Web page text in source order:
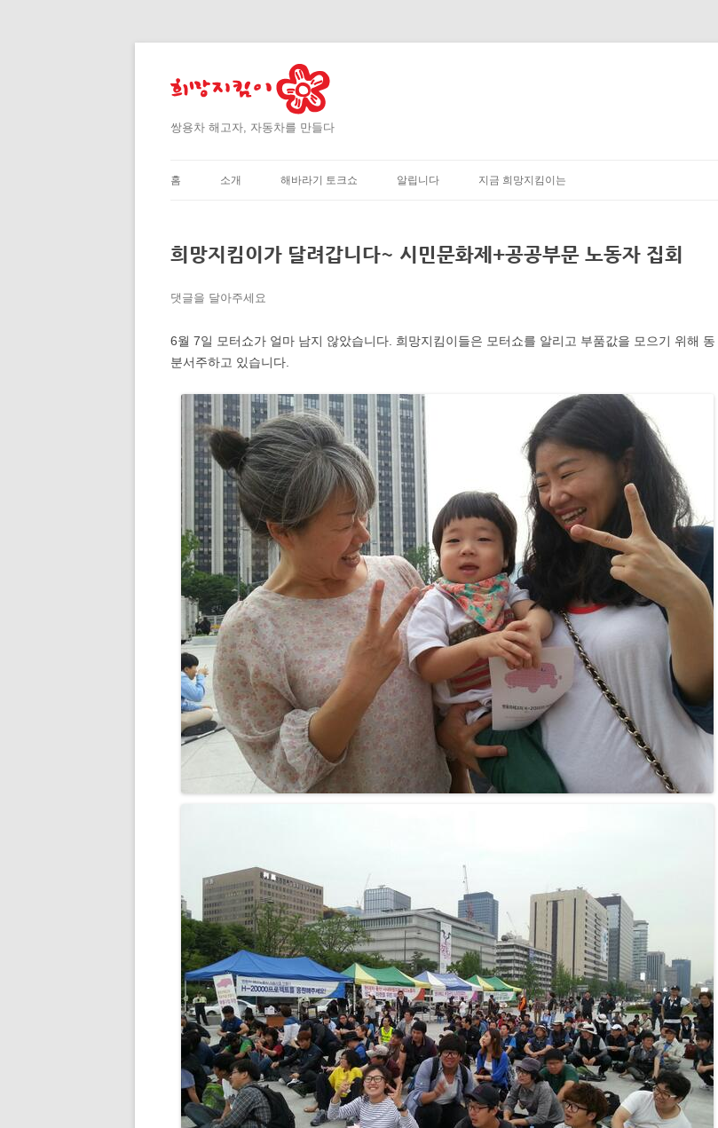
쌍용차 해고자, 자동차를 만들다
홈 소개 해바라기 토크쇼 알립니다 지금 희망지킴이는
희망지킴이가 달려갑니다~ 시민문화제+공공부문 노동자 집회
댓글을 달아주세요
6월 7일 모터쇼가 얼마 남지 않았습니다. 희망지킴이들은 모터쇼를 알리고 부품값을 모으기 위해 동
분서주하고 있습니다.